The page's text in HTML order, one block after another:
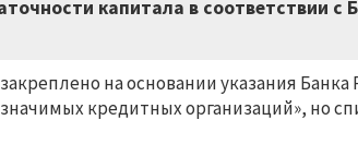
капитала в соответствии с
на основании указания Банка
кредитных организаций», но